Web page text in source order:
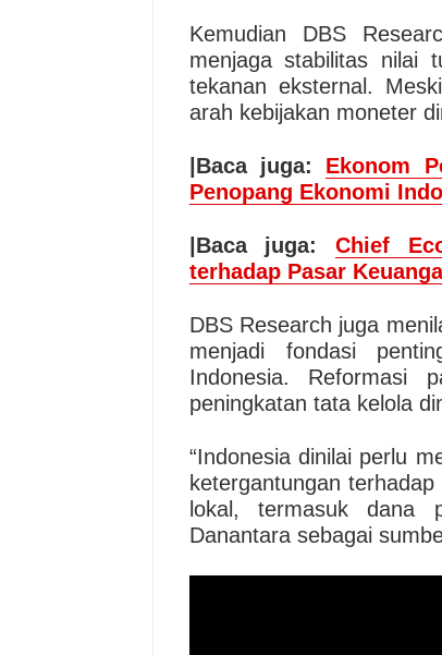
Kemudian DBS
menjaga stabilitas nilai
tekanan eksternal.
arah kebijakan moneter
|Baca juga: Ekonom
Penopang Ekonomi
|Baca juga:Chief
terhadap Pasar
DBS Research juga
menjadi fondasi
Indonesia. Reformasi
peningkatan tata kelola
“Indonesia dinilai perlu
ketergantungan
lokal, termasuk dana
Danantara sebagai